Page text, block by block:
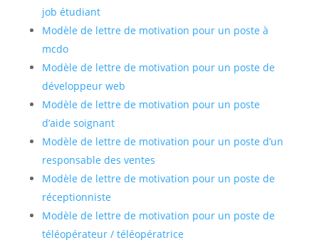
job étudiant
Modèle de lettre de motivation pour un poste à
mcdo
Modèle de lettre de motivation pour un poste de
développeur web
Modèle de lettre de motivation pour un poste
d’aide soignant
Modèle de lettre de motivation pour un poste d’un
responsable des ventes
Modèle de lettre de motivation pour un poste de
réceptionniste
Modèle de lettre de motivation pour un poste de
téléopérateur / téléopératrice